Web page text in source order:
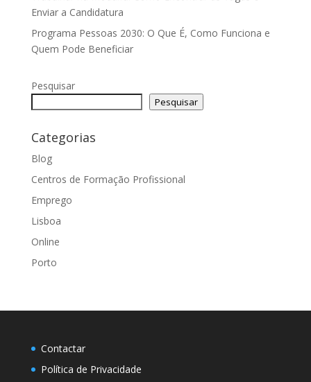
Enviar a Candidatura
Programa Pessoas 2030: O Que É, Como Funciona e
Quem Pode Beneficiar
Pesquisar
Pesquisar
Categorias
Blog
Centros de Formação Profissional
Emprego
Lisboa
Online
Porto
Contactar
Política de Privacidade